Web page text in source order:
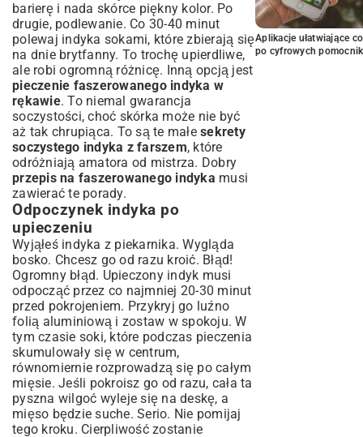
barierę i nada skórce piękny kolor. Po
drugie, podlewanie. Co 30-40 minut
polewaj indyka sokami, które zbierają się
na dnie brytfanny. To trochę upierdliwe,
ale robi ogromną różnicę. Inną opcją jest
pieczenie faszerowanego indyka w
rękawie. To niemal gwarancja
soczystości, choć skórka może nie być
aż tak chrupiąca. To są te małe sekrety
soczystego indyka z farszem, które
odróżniają amatora od mistrza. Dobry
przepis na faszerowanego indyka musi
zawierać te porady.
Odpoczynek indyka po
upieczeniu
Wyjąłeś indyka z piekarnika. Wygląda
bosko. Chcesz go od razu kroić. Błąd!
Ogromny błąd. Upieczony indyk musi
odpocząć przez co najmniej 20-30 minut
przed pokrojeniem. Przykryj go luźno
folią aluminiową i zostaw w spokoju. W
tym czasie soki, które podczas pieczenia
skumulowały się w centrum,
równomiernie rozprowadzą się po całym
mięsie. Jeśli pokroisz go od razu, cała ta
pyszna wilgoć wyleje się na deskę, a
mięso będzie suche. Serio. Nie pomijaj
tego kroku. Cierpliwość zostanie
Aplikacje ułatwiające
po cyfrowych